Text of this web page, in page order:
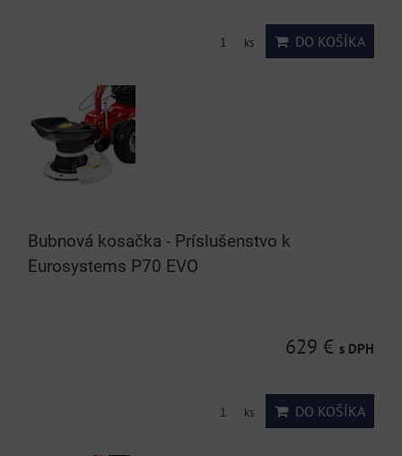
ks DO KOŠÍKA
Bubnová kosačka - Príslušenstvo k
Eurosystems P70 EVO
629 € s DPH
ks DO KOŠÍKA